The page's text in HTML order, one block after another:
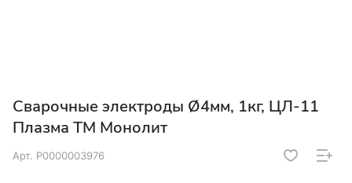
Сварочные электроды Ø4мм, 1кг, ЦЛ-11
Плазма ТМ Монолит
Арт. Р0000003976